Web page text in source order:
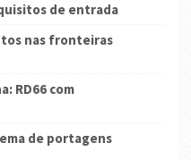
de entrada
nas fronteiras
RD66 com
de portagens